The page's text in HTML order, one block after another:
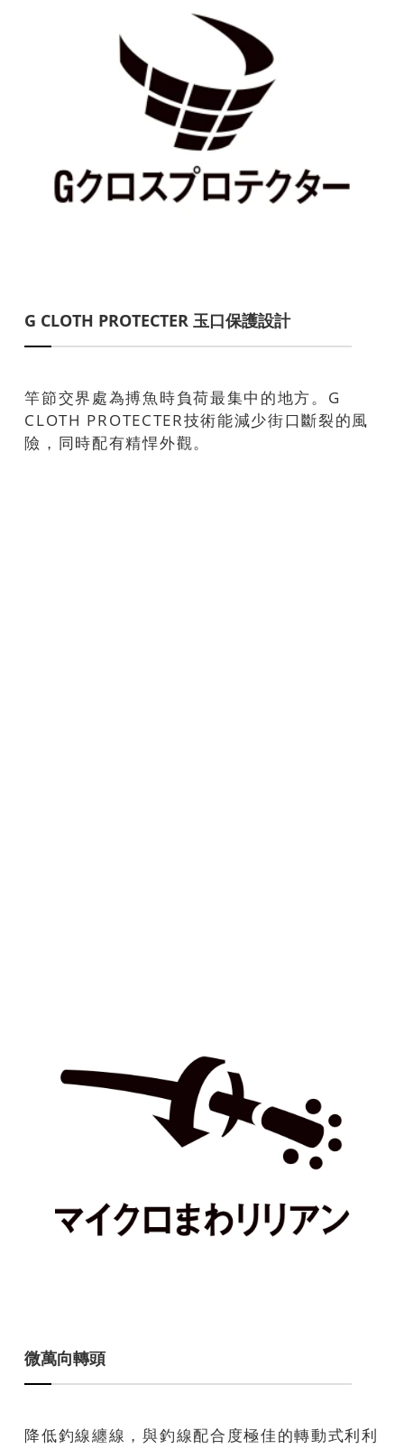
G CLOTH PROTECTER 玉口保護設計
竿節交界處為搏魚時負荷最集中的地方。G
CLOTH PROTECTER技術能減少街口斷裂的風
險，同時配有精悍外觀。
微萬向轉頭
降低釣線纏線，與釣線配合度極佳的轉動式利利